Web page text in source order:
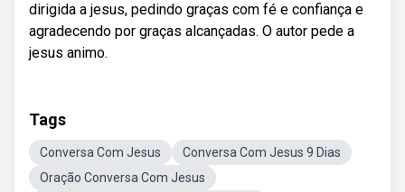
dirigida a jesus, pedindo graças com fé e confiança e
agradecendo por graças alcançadas. O autor pede a
jesus animo.
Tags
Conversa Com Jesus
Conversa Com Jesus 9 Dias
Oração Conversa Com Jesus